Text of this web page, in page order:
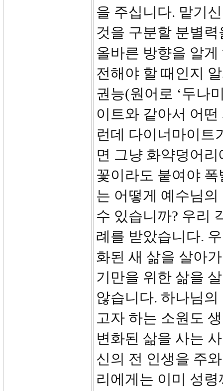
을 주십니다. 맡기
것을 구분할 분별
올바른 방향을 알
전해야 할 때인지
권능(원어로 ‘두나
이트와 같아서 어
런데 다이너마이트
면 그냥 화약덩어
꽃이라도 붙여야
는 어떻게 예수님
수 있습니까? 우리
례를 받았습니다.
화된 새 삶을 살아
기만을 위한 삶을
않습니다. 하나님
고자 하는 소원도
변화된 삶을 사는
신의 전 인생을 주
리에게는 이미 성